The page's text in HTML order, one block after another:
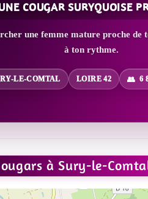
COUGAR SURYQUOISE
une femme mature proche de
à ton rythme.
LE-COMTAL LOIRE 42 6
à Sury-le-